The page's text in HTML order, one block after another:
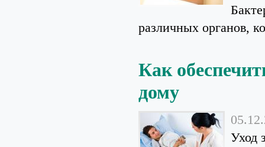
различных органов,
Как
дому
Уход